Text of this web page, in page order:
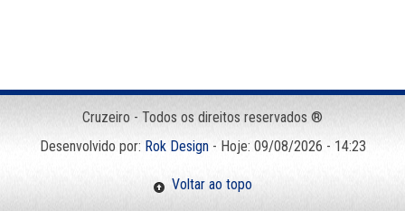
Cruzeiro - Todos os direitos reservados ®
Desenvolvido por: Rok Design- Hoje: 09/08/2026 - 14:23
Voltar ao topo